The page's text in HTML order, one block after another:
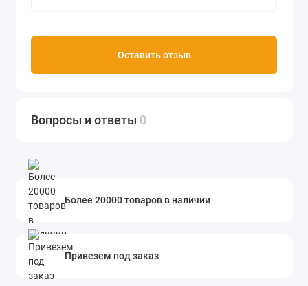
Оставить отзыв
Вопросы и ответы 0
Более 20000 товаров в наличии
Привезем под заказ